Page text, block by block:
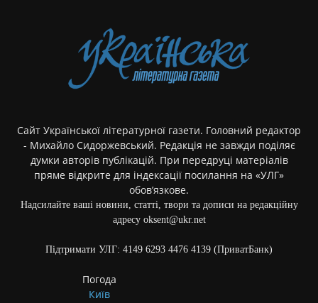
Сайт Української літературної газети. Головний редактор
- Михайло Сидоржевський. Редакція не завжди поділяє
думки авторів публікацій. При передруці матеріалів
пряме відкрите для індексації посилання на «УЛГ»
обов’язкове.
Надсилайте ваші новини, статті, твори та дописи на редакційну
адресу oksent@ukr.net
Підтримати УЛГ: 4149 6293 4476 4139 (ПриватБанк)
Погода
Київ